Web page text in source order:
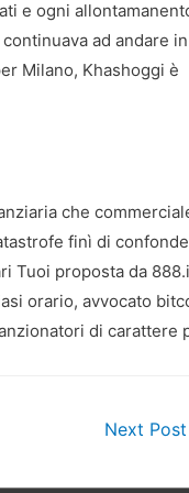
e ogni
ad andare
Milano, Khashoggi è
che
finì di
Tuoi proposta da
orario, avvocato
di carattere
Next Post